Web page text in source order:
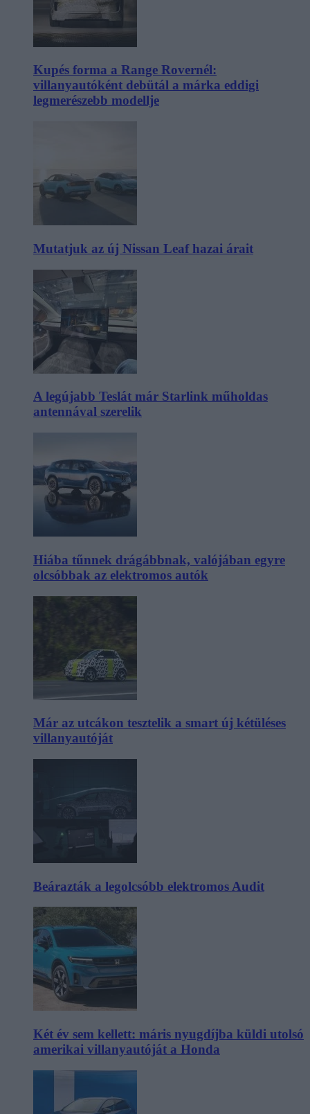
Kupés forma a Range Rovernél:
villanyautóként debütál a márka eddigi
legmerészebb modellje
Mutatjuk az új Nissan Leaf hazai árait
A legújabb Teslát már Starlink műholdas
antennával szerelik
Hiába tűnnek drágábbnak, valójában egyre
olcsóbbak az elektromos autók
Már az utcákon tesztelik a smart új kétüléses
villanyautóját
Beárazták a legolcsóbb elektromos Audit
Két év sem kellett: máris nyugdíjba küldi utolsó
amerikai villanyautóját a Honda